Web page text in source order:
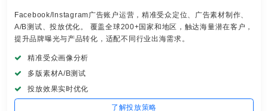
Facebook/Instagram广告账户运营，精准受众定位、广告素材制作、
A/B测试、投放优化。 覆盖全球200+国家和地区，触达海量潜在客户，
提升品牌曝光与产品转化，适配不同行业出海需求。
精准受众画像分析
多版素材A/B测试
投放效果实时优化
了解投放策略